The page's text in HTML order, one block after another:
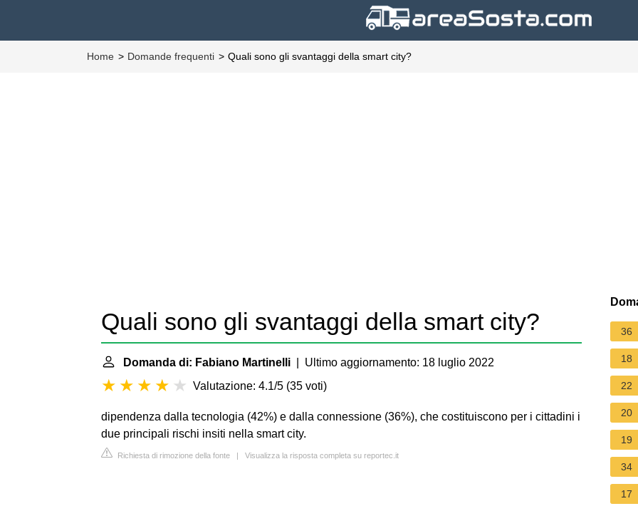
Home Domande frequenti Quali sono gli svantaggi della smart city?
Quali sono gli svantaggi della smart city?
Domanda di: Fabiano Martinelli | Ultimo aggiornamento: 18 luglio 2022
Valutazione: 4.1/5 (35 voti)
dipendenza dalla tecnologia (42%) e dalla connessione (36%), che costituiscono per i cittadini i
due principali rischi insiti nella smart city.
Richiesta di rimozione della fonte | Visualizza la risposta completa su reportec.it
36
18
22
20
19
34
17